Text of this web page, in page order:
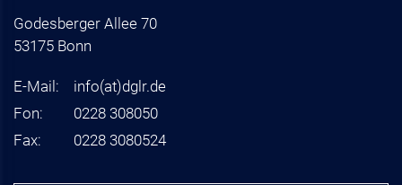
Godesberger Allee 70
53175 Bonn
E-Mail: info(at)dglr.de
Fon:
0228 308050
Fax:
0228 3080524